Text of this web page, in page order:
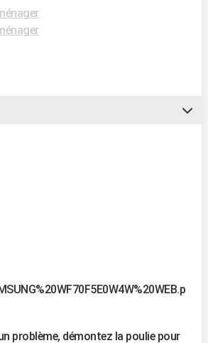
problème, démontez la poulie pour